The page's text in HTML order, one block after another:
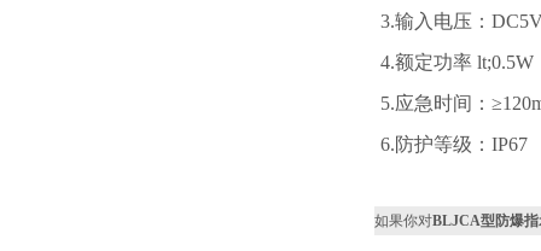
3.输入电压：
4.额定功率 lt;0.5W
5.应急时间：
6.防护等级：IP67
如果你对BLJCA型防爆